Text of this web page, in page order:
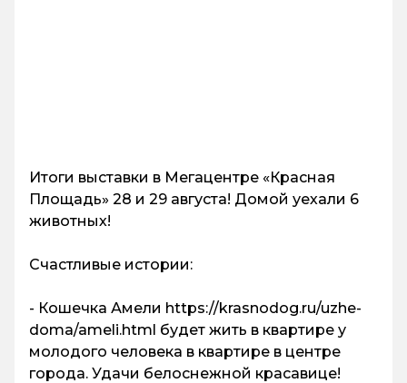
Итоги выставки в Мегацентре «Красная
Площадь» 28 и 29 августа! Домой уехали 6
животных!
Счастливые истории:
- Кошечка Амели https://krasnodog.ru/uzhe-
doma/ameli.html будет жить в квартире у
молодого человека в квартире в центре
города. Удачи белоснежной красавице!